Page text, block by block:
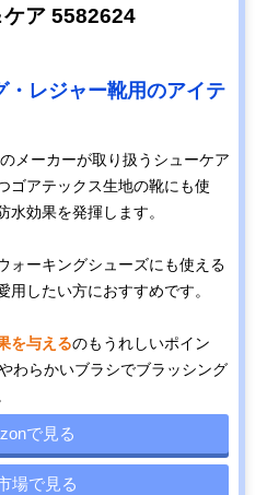
ケア 5582624
・レジャー靴用のアイテ
メーカーが取り扱うシューケア
ゴアテックス生地の靴にも使
水効果を発揮します。
ォーキングシューズにも使える
したい方におすすめです。
を与えるのもうれしいポイン
わらかいブラシでブラッシング
で見る
場で見る